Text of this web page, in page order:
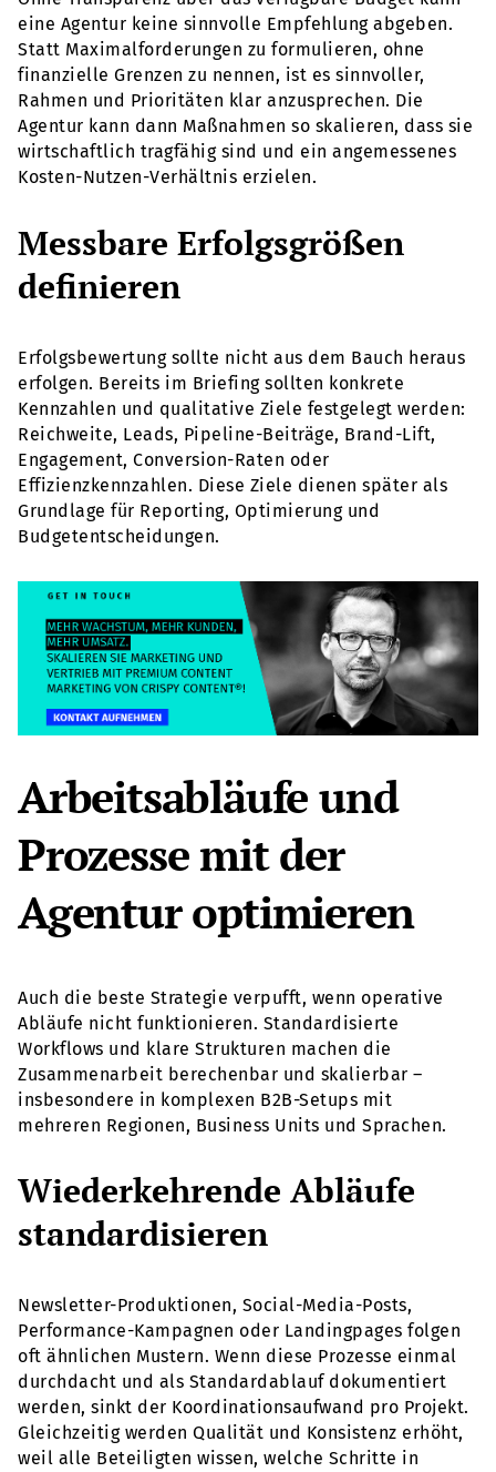
eine Agentur keine sinnvolle Empfehlung abgeben.
Statt Maximalforderungen zu formulieren, ohne
finanzielle Grenzen zu nennen, ist es sinnvoller,
Rahmen und Prioritäten klar anzusprechen. Die
Agentur kann dann Maßnahmen so skalieren, dass sie
wirtschaftlich tragfähig sind und ein angemessenes
Kosten-Nutzen-Verhältnis erzielen.
Messbare Erfolgsgrößen
definieren
Erfolgsbewertung sollte nicht aus dem Bauch heraus
erfolgen. Bereits im Briefing sollten konkrete
Kennzahlen und qualitative Ziele festgelegt werden:
Reichweite, Leads, Pipeline-Beiträge, Brand-Lift,
Engagement, Conversion-Raten oder
Effizienzkennzahlen. Diese Ziele dienen später als
Grundlage für Reporting, Optimierung und
Budgetentscheidungen.
Arbeitsabläufe und
Prozesse mit der
Agentur optimieren
Auch die beste Strategie verpufft, wenn operative
Abläufe nicht funktionieren. Standardisierte
Workflows und klare Strukturen machen die
Zusammenarbeit berechenbar und skalierbar –
insbesondere in komplexen B2B-Setups mit
mehreren Regionen, Business Units und Sprachen.
Wiederkehrende Abläufe
standardisieren
Newsletter-Produktionen, Social-Media-Posts,
Performance-Kampagnen oder Landingpages folgen
oft ähnlichen Mustern. Wenn diese Prozesse einmal
durchdacht und als Standardablauf dokumentiert
werden, sinkt der Koordinationsaufwand pro Projekt.
Gleichzeitig werden Qualität und Konsistenz erhöht,
weil alle Beteiligten wissen, welche Schritte in